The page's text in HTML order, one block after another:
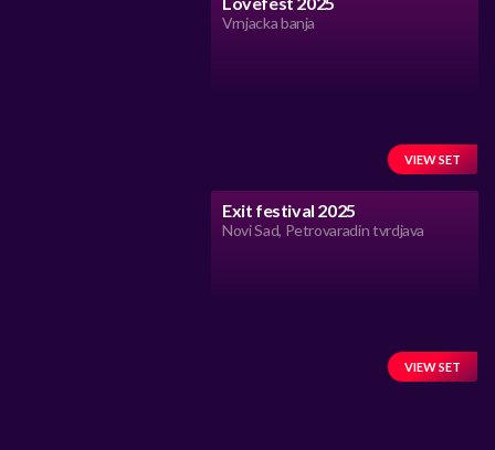
Vrnjacka banja
VIEW SET
Exit festival 2025
Novi Sad, Petrovaradin tvrdjava
VIEW SET